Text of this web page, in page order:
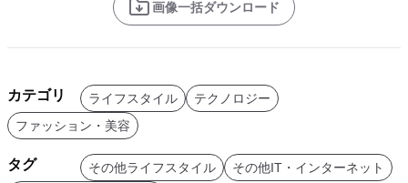
画像一括ダウンロード
カテゴリ ライフスタイル
テクノロジー
ファッション・美容
タグ その他ライフスタイル
その他IT・インターネット